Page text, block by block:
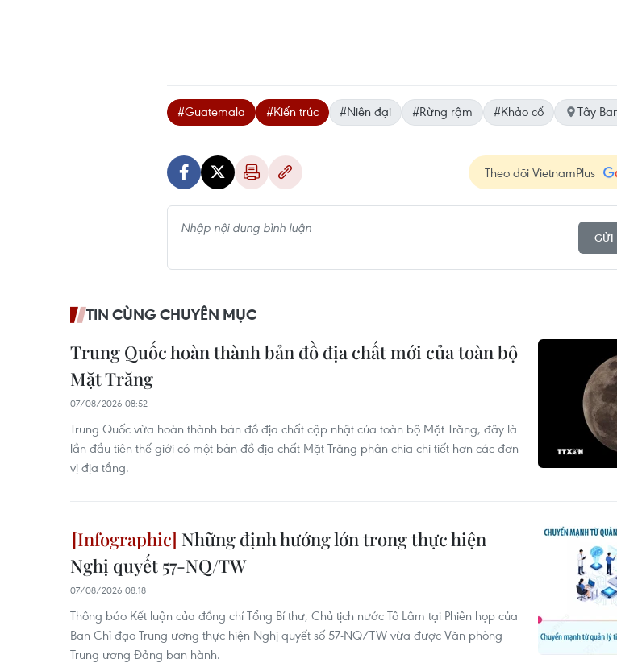
#Guatemala #Kiến trúc #Niên đại #Rừng rậm #Khảo cổ Tây
Theo dõi VietnamPlus
GỬI
TIN CÙNG CHUYÊN MỤC
Trung Quốc hoàn thành bản đồ địa chất mới của toàn bộ
Mặt Trăng
07/08/2026 08:52
Trung Quốc vừa hoàn thành bản đồ địa chất cập nhật của toàn bộ Mặt Trăng, đây là
lần đầu tiên thế giới có một bản đồ địa chất Mặt Trăng phân chia chi tiết hơn các đơn
vị địa tầng.
Những định hướng lớn trong thực hiện
Nghị quyết 57-NQ/TW
07/08/2026 08:18
Thông báo Kết luận của đồng chí Tổng Bí thư, Chủ tịch nước Tô Lâm tại Phiên họp của
Ban Chỉ đạo Trung ương thực hiện Nghị quyết số 57-NQ/TW vừa được Văn phòng
Trung ương Đảng ban hành.